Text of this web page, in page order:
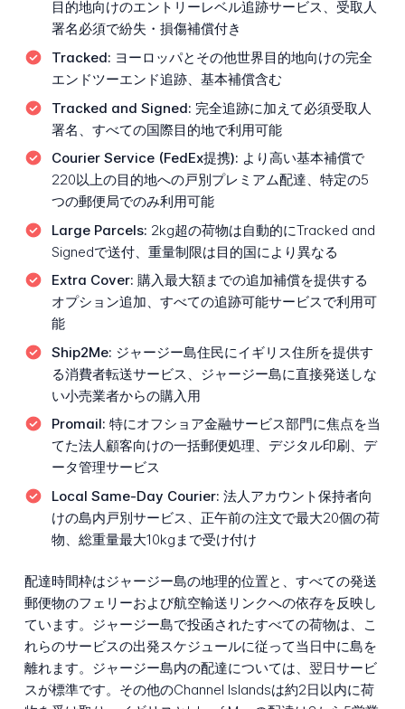
目的地向けのエントリーレベル追跡サービス、受取人
署名必須で紛失・損傷補償付き
Tracked: ヨーロッパとその他世界目的地向けの完全
エンドツーエンド追跡、基本補償含む
Tracked and Signed: 完全追跡に加えて必須受取人
署名、すべての国際目的地で利用可能
Courier Service (FedEx提携): より高い基本補償で
220以上の目的地への戸別プレミアム配達、特定の5
つの郵便局でのみ利用可能
Large Parcels: 2kg超の荷物は自動的にTracked and
Signedで送付、重量制限は目的国により異なる
Extra Cover: 購入最大額までの追加補償を提供する
オプション追加、すべての追跡可能サービスで利用可
能
Ship2Me: ジャージー島住民にイギリス住所を提供す
る消費者転送サービス、ジャージー島に直接発送しな
い小売業者からの購入用
Promail: 特にオフショア金融サービス部門に焦点を当
てた法人顧客向けの一括郵便処理、デジタル印刷、デ
ータ管理サービス
Local Same-Day Courier: 法人アカウント保持者向
けの島内戸別サービス、正午前の注文で最大20個の荷
物、総重量最大10kgまで受け付け
配達時間枠はジャージー島の地理的位置と、すべての発送
郵便物のフェリーおよび航空輸送リンクへの依存を反映し
ています。ジャージー島で投函されたすべての荷物は、こ
れらのサービスの出発スケジュールに従って当日中に島を
離れます。ジャージー島内の配達については、翌日サービ
スが標準です。その他のChannel Islandsは約2日以内に荷